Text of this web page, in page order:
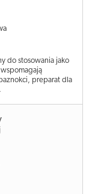
do stosowania jako
preparat dla